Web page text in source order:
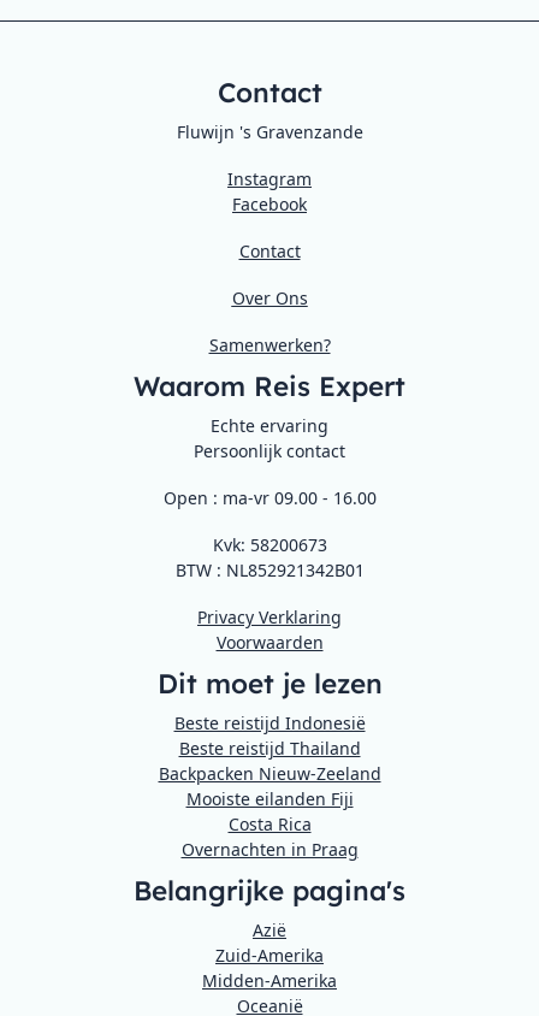
Contact
Fluwijn 's Gravenzande
Instagram
Facebook
Contact
Over Ons
Samenwerken?
Waarom Reis Expert
Echte ervaring
Persoonlijk contact
Open : ma-vr 09.00 - 16.00
Kvk: 58200673
BTW : NL852921342B01
Privacy Verklaring
Voorwaarden
Dit moet je lezen
Beste reistijd Indonesië
Beste reistijd Thailand
Backpacken Nieuw-Zeeland
Mooiste eilanden Fiji
Costa Rica
Overnachten in Praag
Belangrijke pagina's
Azië
Zuid-Amerika
Midden-Amerika
Oceanië